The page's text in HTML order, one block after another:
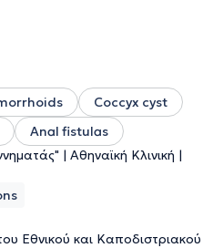
Coccyx cyst
Anal fistulas
| Αθηναϊκή Κλινική |
Εθνικού και Καποδιστριακού